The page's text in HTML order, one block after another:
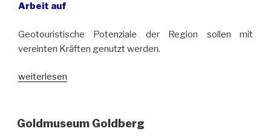
Arbeit auf
Geotouristische Potenziale der Region sollen mit
vereinten Kräften genutzt werden.
„Geotouristische
Sudeten
weiterlesen
Goldmuseum Goldberg